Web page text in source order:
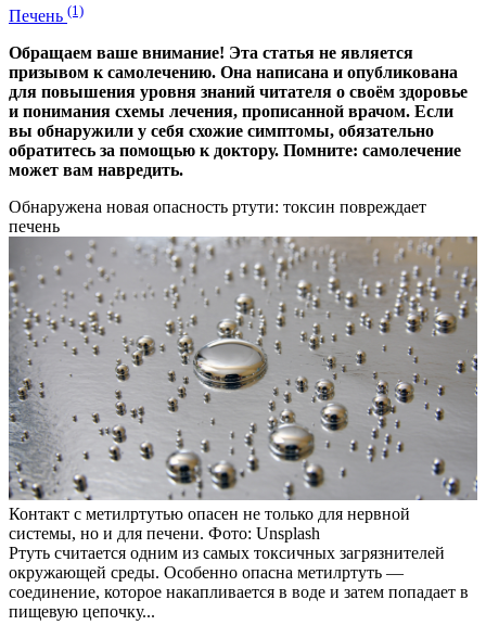
Печень (1)
Обращаем ваше внимание! Эта статья не является
призывом к самолечению. Она написана и опубликована
для повышения уровня знаний читателя о своём здоровье
и понимания схемы лечения, прописанной врачом. Если
вы обнаружили у себя схожие симптомы, обязательно
обратитесь за помощью к доктору. Помните: самолечение
может вам навредить.
Обнаружена новая опасность ртути: токсин повреждает
печень
Контакт с метилртутью опасен не только для нервной
системы, но и для печени. Фото: Unsplash
Ртуть считается одним из самых токсичных загрязнителей
окружающей среды. Особенно опасна метилртуть —
соединение, которое накапливается в воде и затем попадает в
пищевую цепочку...